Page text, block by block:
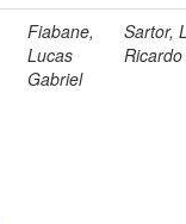
Fiabane,
Lucas
Gabriel
Sartor,
Ricardo